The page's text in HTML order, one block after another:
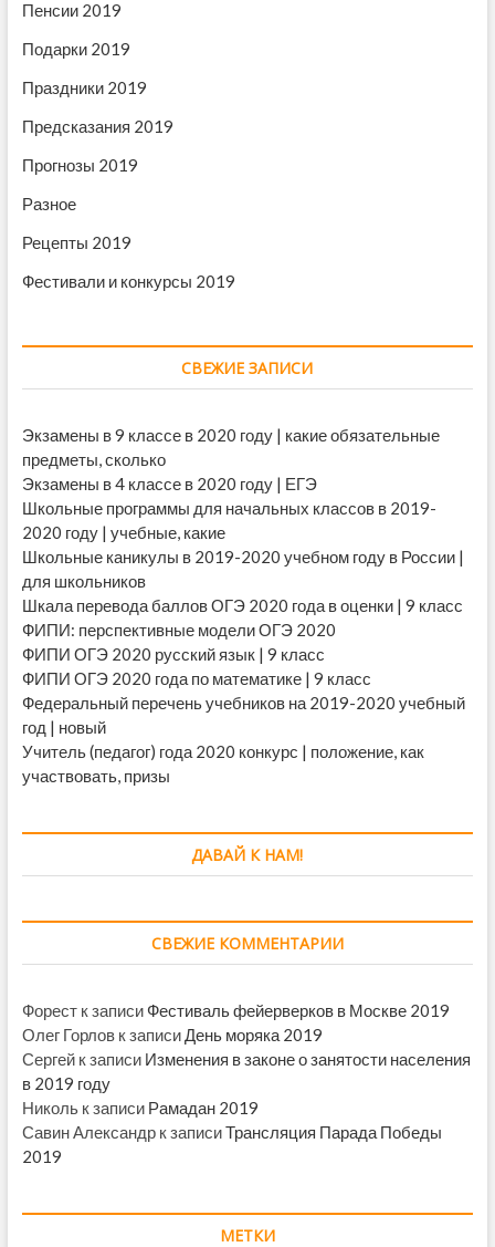
Пенсии 2019
Подарки 2019
Праздники 2019
Предсказания 2019
Прогнозы 2019
Разное
Рецепты 2019
Фестивали и конкурсы 2019
СВЕЖИЕ ЗАПИСИ
Экзамены в 9 классе в 2020 году | какие обязательные
предметы, сколько
Экзамены в 4 классе в 2020 году | ЕГЭ
Школьные программы для начальных классов в 2019-
2020 году | учебные, какие
Школьные каникулы в 2019-2020 учебном году в России |
для школьников
Шкала перевода баллов ОГЭ 2020 года в оценки | 9 класс
ФИПИ: перспективные модели ОГЭ 2020
ФИПИ ОГЭ 2020 русский язык | 9 класс
ФИПИ ОГЭ 2020 года по математике | 9 класс
Федеральный перечень учебников на 2019-2020 учебный
год | новый
Учитель (педагог) года 2020 конкурс | положение, как
участвовать, призы
ДАВАЙ К НАМ!
СВЕЖИЕ КОММЕНТАРИИ
Форестк записи Фестиваль фейерверков в Москве 2019
Олег Горловк записиДень моряка 2019
Сергейк записи Изменения в законе о занятости населения
в 2019 году
Никольк записи Рамадан 2019
Савин Александрк записиТрансляция Парада Победы
2019
МЕТКИ